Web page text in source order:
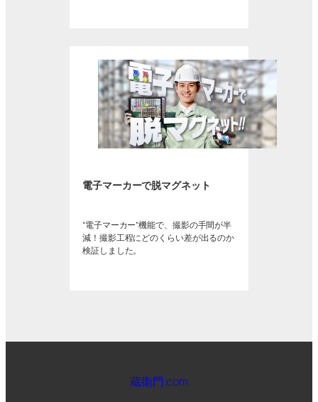
電子マーカーで脱マグネット
“電子マーカー”機能で、撮影の手間が半
減！撮影工程にどのくらい差が出るのか
検証しました。
蔵衛門.com